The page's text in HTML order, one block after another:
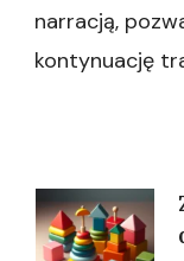
narracją,
kontynuację